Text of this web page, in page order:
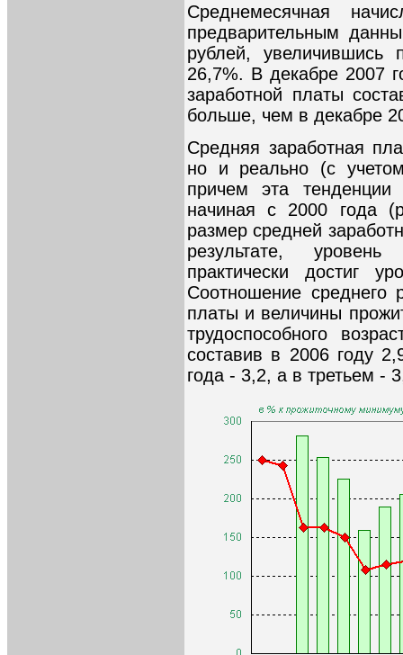
Среднемесячная
предварительным
рублей,
26,7%. В декабре 2007
заработной платы
больше, чем в декабре
Средняя заработная
но и реально (с
причем эта
начиная с 2000 года
размер средней
результате,
практически достиг
Соотношение среднего
платы и величины
трудоспособного
составив в 2006 году
года - 3,2, а в третьем -